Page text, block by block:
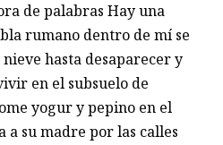
de palabras Hay una
rumano dentro de mí se
hasta desaparecer y
en el subsuelo de
yogur y pepino en el
a su madre por las calles